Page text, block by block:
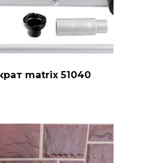
matrix 51040